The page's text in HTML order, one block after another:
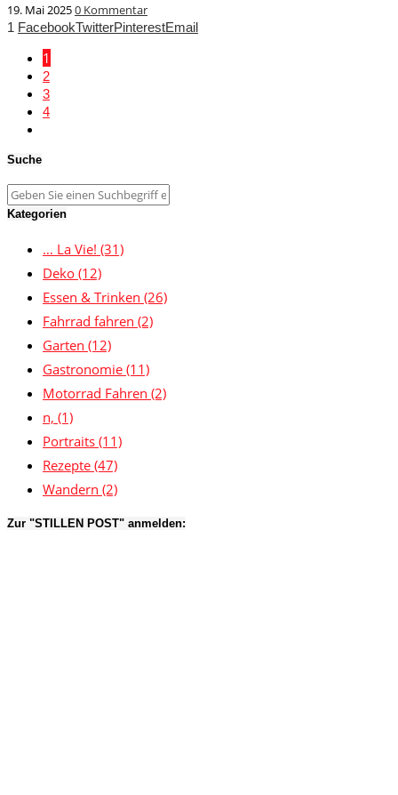
19. Mai 20250 Kommentar
1 FacebookTwitterPinterestEmail
1
2
3
4
Suche
Kategorien
… La Vie! (31)
Deko (12)
Essen & Trinken (26)
Fahrrad fahren (2)
Garten (12)
Gastronomie (11)
Motorrad Fahren (2)
n, (1)
Portraits (11)
Rezepte (47)
Wandern (2)
Zur "STILLEN POST" anmelden: